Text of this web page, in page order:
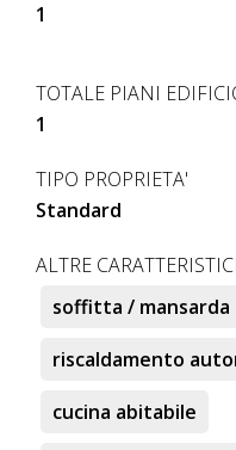
1
TOTALE PIANI
1
TIPO PROPRIETA'
Standard
ALTRE
soffitta / mansarda
riscaldamento
cucina abitabile